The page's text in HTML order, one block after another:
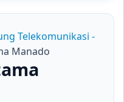
Telekomunikasi -
Manado